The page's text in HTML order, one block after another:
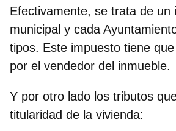
Efectivamente, se trata de un
municipal y cada
tipos. Este impuesto tiene
por el vendedor del inmueble.
Y por otro lado los tributos
titularidad de la vivienda: